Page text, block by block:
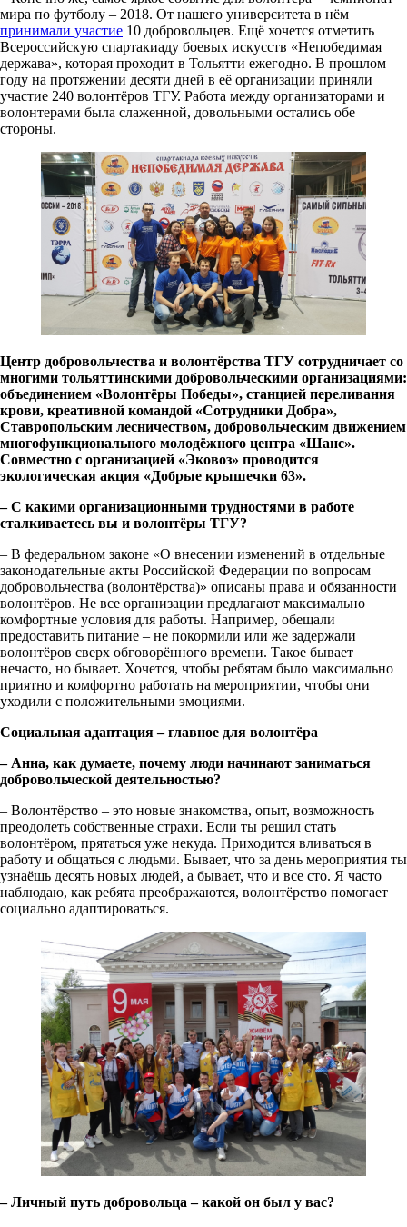
мира по футболу – 2018. От нашего университета в нём
принимали участие 10 добровольцев. Ещё хочется отметить
Всероссийскую спартакиаду боевых искусств «Непобедимая
держава», которая проходит в Тольятти ежегодно. В прошлом
году на протяжении десяти дней в её организации приняли
участие 240 волонтёров ТГУ. Работа между организаторами и
волонтерами была слаженной, довольными остались обе
стороны.
Центр добровольчества и волонтёрства ТГУ сотрудничает со
многими тольяттинскими добровольческими организациями:
объединением «Волонтёры Победы», станцией переливания
крови, креативной командой «Сотрудники Добра»,
Ставропольским лесничеством, добровольческим движением
многофункционального молодёжного центра «Шанс».
Совместно с организацией «Эковоз» проводится
экологическая акция «Добрые крышечки 63».
– С какими организационными трудностями в работе
сталкиваетесь вы и волонтёры ТГУ?
– В федеральном законе «О внесении изменений в отдельные
законодательные акты Российской Федерации по вопросам
добровольчества (волонтёрства)» описаны права и обязанности
волонтёров. Не все организации предлагают максимально
комфортные условия для работы. Например, обещали
предоставить питание – не покормили или же задержали
волонтёров сверх обговорённого времени. Такое бывает
нечасто, но бывает. Хочется, чтобы ребятам было максимально
приятно и комфортно работать на мероприятии, чтобы они
уходили с положительными эмоциями.
Социальная адаптация – главное для волонтёра
– Анна, как думаете, почему люди начинают заниматься
добровольческой деятельностью?
– Волонтёрство – это новые знакомства, опыт, возможность
преодолеть собственные страхи. Если ты решил стать
волонтёром, прятаться уже некуда. Приходится вливаться в
работу и общаться с людьми. Бывает, что за день мероприятия ты
узнаёшь десять новых людей, а бывает, что и все сто. Я часто
наблюдаю, как ребята преображаются, волонтёрство помогает
социально адаптироваться.
– Личный путь добровольца – какой он был у вас?